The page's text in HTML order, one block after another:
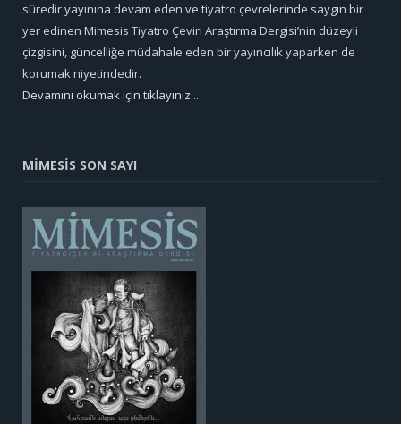
süredir yayınına devam eden ve tiyatro çevrelerinde saygın bir
yer edinen Mimesis Tiyatro Çeviri Araştırma Dergisi’nin düzeyli
çizgisini, güncelliğe müdahale eden bir yayıncılık yaparken de
korumak niyetindedir.
Devamını okumak için tıklayınız...
MİMESİS SON SAYI